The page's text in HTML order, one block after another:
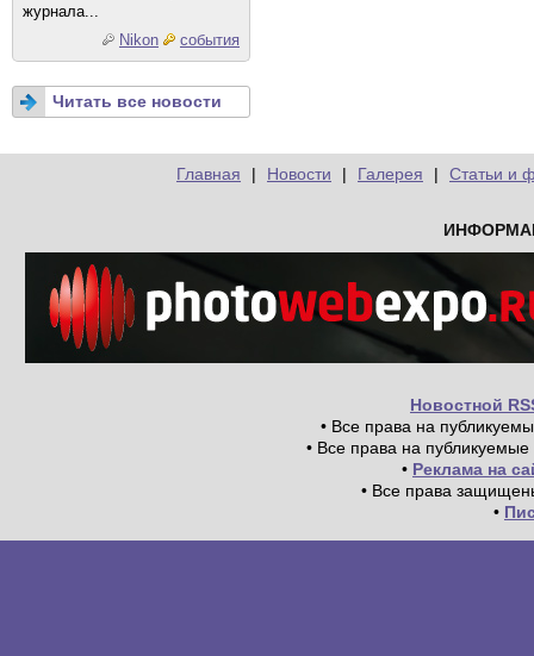
журнала...
Nikon
события
Читать все новости
Главная | Новости | Галерея | Статьи и
Новостной
• Все права на
• Все права на
• Реклама на
• Все права
•